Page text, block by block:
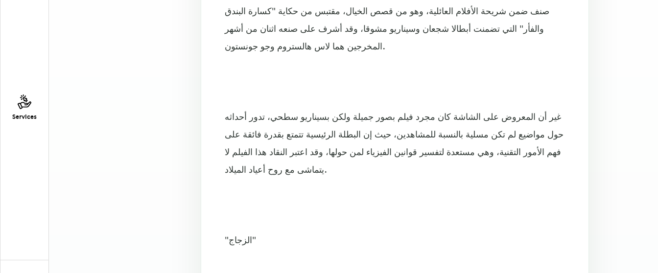
Services
صنف ضمن شريحة الأفلام العائلية، وهو من قصص الخيال، مقتبس من حكاية "كسارة البندق
والفأر" التي تضمنت أبطالا شجعان وسيناريو مشوقا، وقد أشرف على صنعه اثنان من أشهر
المخرجين هما لاس هالستروم وجو جونستون.
غير أن المعروض على الشاشة كان مجرد فيلم بصور جميلة ولكن بسيناريو سطحي، تدور أحداثه
حول مواضيع لم تكن مسلية بالنسبة للمشاهدين، حيث إن البطلة الرئيسية تتمتع بقدرة فائقة على
فهم الأمور التقنية، وهي مستعدة لتفسير قوانين الفيزياء لمن حولها، وقد اعتبر النقاد هذا الفيلم لا
يتماشى مع روح أعياد الميلاد.
"الزجاج"